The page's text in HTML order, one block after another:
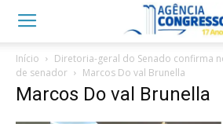
Início
Diretoria-geral do Senado confirma
de senador
Marcos Do val Brunella
Marcos Do val Brunella